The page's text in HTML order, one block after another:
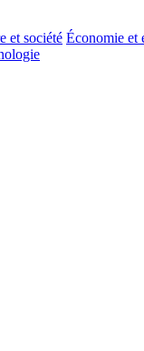
et société Économie et